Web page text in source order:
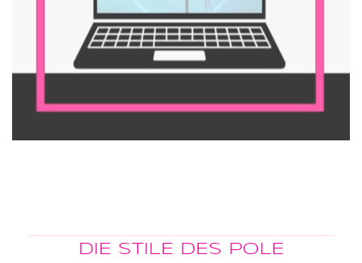
DIE STILE DES POLE